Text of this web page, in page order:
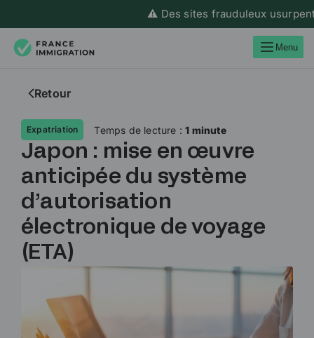
⚠️ Des sites frauduleux usurpent
Menu
Retour
Expatriation Temps de lecture :1 minute
Japon : mise en œuvre
anticipée du système
d’autorisation
électronique de voyage
(ETA)